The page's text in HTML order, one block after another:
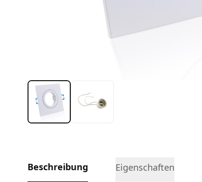
Beschreibung Eigenschaften